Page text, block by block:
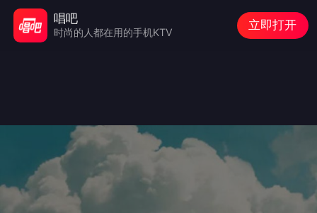
唱吧
时尚的人都在用的手机KTV
立即打开